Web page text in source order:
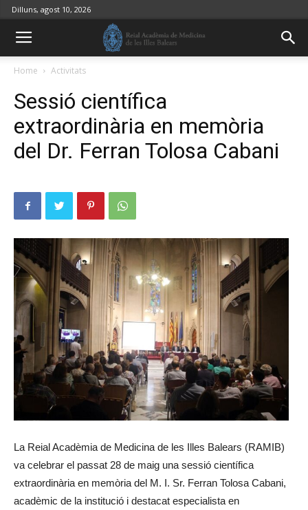
Dilluns, agost 10, 2026
Home Activitats
Sessió científica
extraordinària en memòria
del Dr. Ferran Tolosa Cabani
La Reial Acadèmia de Medicina de les Illes Balears (RAMIB)
va celebrar el passat 28 de maig una sessió científica
extraordinària en memòria del M. I. Sr. Ferran Tolosa Cabani,
acadèmic de la institució i destacat especialista en